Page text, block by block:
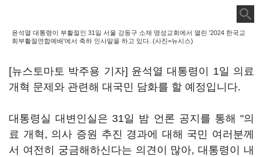
윤석열 대통령이 부활절인 31일 서울 강동구 소재 명성교회에서 열린 '2024 한국교
회부활절연합예배'에서 축하 인사말을 하고 있다. (사진=뉴시스)
[뉴스토마토 박주용 기자] 윤석열 대통령이 1일 의료
개혁 문제와 관련해 대국민 담화를 할 예정입니다.
대통령실 대변인실은 31일 밤 언론 공지를 통해 "의
료 개혁, 의사 증원 추진 경과에 대해 국민 여러분께
서 여전히 궁금해하신다는 의견이 많아, 대통령이 내